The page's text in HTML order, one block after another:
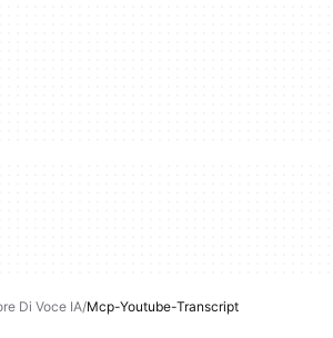
Di Voce IA Mcp-Youtube-Transcript